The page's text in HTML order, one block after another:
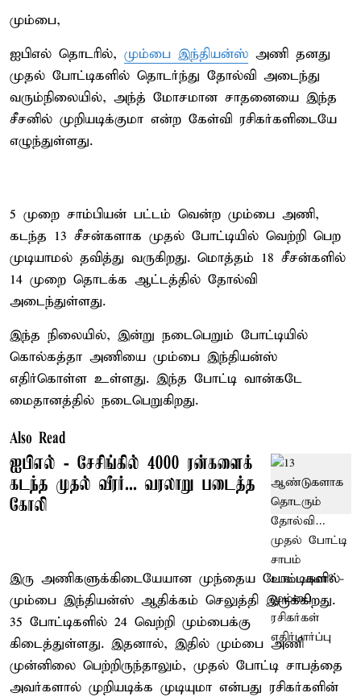
மும்பை,
ஐபிஎல் தொடரில், மும்பை இந்தியன்ஸ் அணி தனது
முதல் போட்டிகளில் தொடர்ந்து தோல்வி அடைந்து
வரும்நிலையில், அந்த் மோசமான சாதனையை இந்த
சீசனில் முறியடிக்குமா என்ற கேள்வி ரசிகர்களிடையே
எழுந்துள்ளது.
5 முறை சாம்பியன் பட்டம் வென்ற மும்பை அணி,
கடந்த 13 சீசன்களாக முதல் போட்டியில் வெற்றி பெற
முடியாமல் தவித்து வருகிறது. மொத்தம் 18 சீசன்களில்
14 முறை தொடக்க ஆட்டத்தில் தோல்வி
அடைந்துள்ளது.
இந்த நிலையில், இன்று நடைபெறும் போட்டியில்
கொல்கத்தா அணியை மும்பை இந்தியன்ஸ்
எதிர்கொள்ள உள்ளது. இந்த போட்டி வான்கடே
மைதானத்தில் நடைபெறுகிறது.
Also Read
ஐபிஎல் - சேசிங்கில் 4000 ரன்களைக்
கடந்த முதல் வீரர்... வரலாறு படைத்த
கோலி
இரு அணிகளுக்கிடையேயான முந்தைய போட்டிகளில்
மும்பை இந்தியன்ஸ் ஆதிக்கம் செலுத்தி இருக்கிறது.
35 போட்டிகளில் 24 வெற்றி மும்பைக்கு
கிடைத்துள்ளது. இதனால், இதில் மும்பை அணி
முன்னிலை பெற்றிருந்தாலும், முதல் போட்டி சாபத்தை
அவர்களால் முறியடிக்க முடியுமா என்பது ரசிகர்களின்